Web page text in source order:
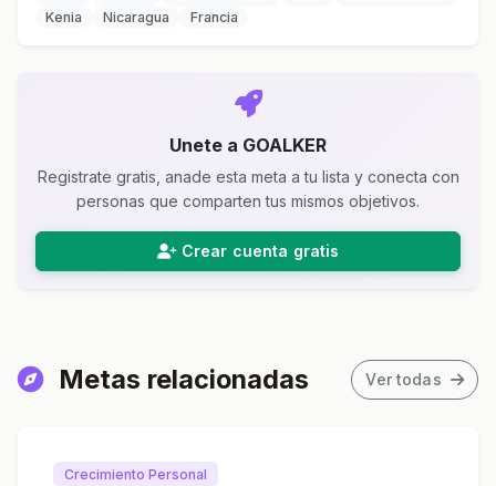
Kenia
Nicaragua Francia
Unete a GOALKER
Registrate gratis, anade esta meta a tu lista y conecta con
personas que comparten tus mismos objetivos.
Crear cuenta gratis
Metas relacionadas Ver todas
Crecimiento Personal